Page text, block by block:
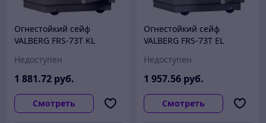
Огнестойкий сейф
VALBERG FRS-73T KL
Недоступен
1 881.72 руб.
Смотреть
Огнестойкий сейф
VALBERG FRS-73T EL
Недоступен
1 957.56 руб.
Смотреть